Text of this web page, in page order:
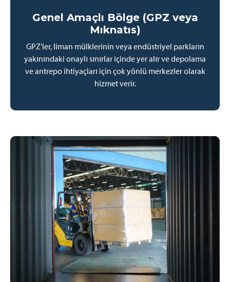
Genel Amaçlı Bölge (GPZ veya
Mıknatıs)
GPZ'ler, liman mülklerinin veya endüstriyel parkların
yakınındaki onaylı sınırlar içinde yer alır ve depolama
ve antrepo ihtiyaçları için çok yönlü merkezler olarak
hizmet verir.